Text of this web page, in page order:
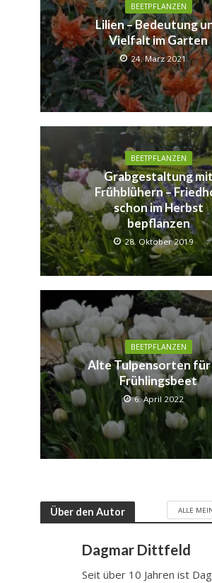
BEETPFLANZEN
Lilien – Bedeutung
Vielfalt im Garten
24. März 2021
BEETPFLANZEN
Grabgestaltung
Frühblühern –
schon im Herbst
bepflanzen
28. Oktober 2019
BEETPFLANZEN
Alte Tulpensorten
Frühlingsbeet
6. April 2022
Über den Autor ALLE
Dagmar Dittfeld
Seit über 10 Jahren ist